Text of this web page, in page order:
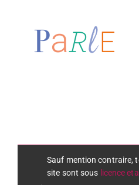
Sauf mention contraire,
site sont sous licence